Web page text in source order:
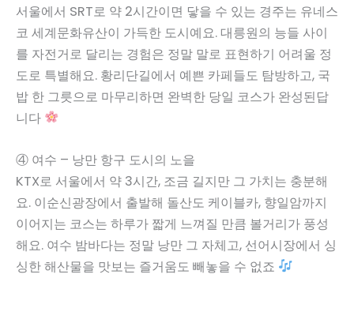
서울에서 SRT로 약 2시간이면 닿을 수 있는 경주는 유네스
코 세계문화유산이 가득한 도시예요. 대릉원의 능들 사이
를 자전거로 달리는 경험은 정말 말로 표현하기 어려울 정
도로 특별해요. 황리단길에서 예쁜 카페들도 탐방하고, 국
밥 한 그릇으로 마무리하면 완벽한 당일 코스가 완성된답
니다
④ 여수 – 낭만 항구 도시의 노을
KTX로 서울에서 약 3시간, 조금 길지만 그 가치는 충분해
요. 이순신광장에서 출발해 돌산도 케이블카, 향일암까지
이어지는 코스는 하루가 짧게 느껴질 만큼 볼거리가 풍성
해요. 여수 밤바다는 정말 낭만 그 자체고, 선어시장에서 싱
싱한 해산물을 맛보는 즐거움도 빼놓을 수 없죠